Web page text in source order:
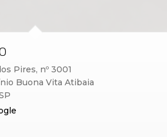
Pires, nº 3001
Buona Vita Atibaia